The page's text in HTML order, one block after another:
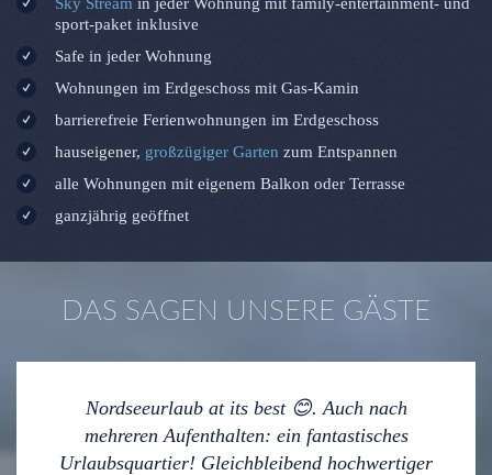
sport-paket inklusive
Safe in jeder Wohnung
Wohnungen im Erdgeschoss mit Gas-Kamin
barrierefreie Ferienwohnungen im Erdgeschoss
hauseigener, großzügiger Garten zum Entspannen
alle Wohnungen mit eigenem Balkon oder Terrasse
ganzjährig geöffnet
DAS SAGEN UNSERE GÄSTE
Nordseeurlaub at its best 😊. Auch nach
mehreren Aufenthalten: ein fantastisches
Urlaubsquartier! Gleichbleibend hochwertiger